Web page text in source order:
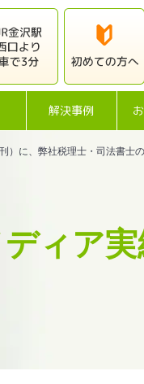
解決事例
）に、弊社税理士・司法書士
ディア